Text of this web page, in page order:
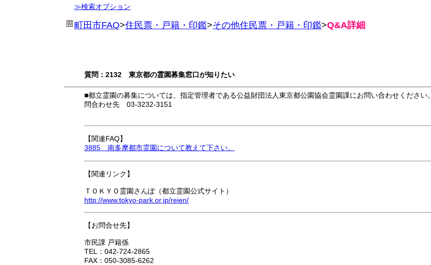
≫検索オプション
町田市FAQ>住民票・戸籍・印鑑>その他住民票・戸籍・印鑑>Q&A詳細
質問：2132 東京都の霊園募集窓口が知りたい
■都立霊園の募集については、指定管理者である公益財団法人東京都公園協会霊園課にお問い合わせください。
問合わせ先 03-3232-3151
【関連FAQ】
3885 南多摩都市霊園について教えて下さい。
【関連リンク】
ＴＯＫＹＯ霊園さんぽ（都立霊園公式サイト）
http://www.tokyo-park.or.jp/reien/
【お問合せ先】
市民課 戸籍係
TEL：042-724-2865
FAX：050-3085-6262